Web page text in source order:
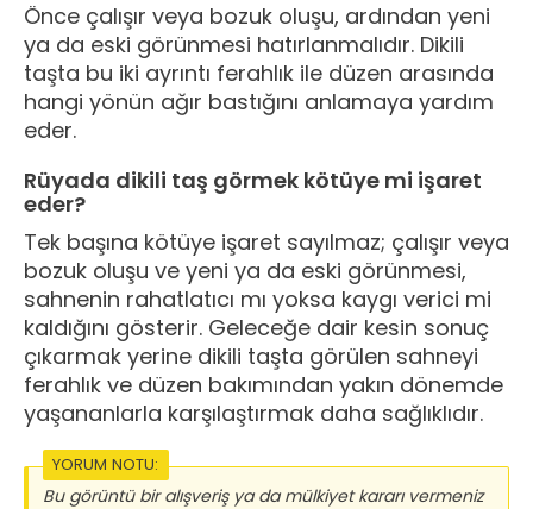
Önce çalışır veya bozuk oluşu, ardından yeni
ya da eski görünmesi hatırlanmalıdır. Dikili
taşta bu iki ayrıntı ferahlık ile düzen arasında
hangi yönün ağır bastığını anlamaya yardım
eder.
Rüyada dikili taş görmek kötüye mi işaret
eder?
Tek başına kötüye işaret sayılmaz; çalışır veya
bozuk oluşu ve yeni ya da eski görünmesi,
sahnenin rahatlatıcı mı yoksa kaygı verici mi
kaldığını gösterir. Geleceğe dair kesin sonuç
çıkarmak yerine dikili taşta görülen sahneyi
ferahlık ve düzen bakımından yakın dönemde
yaşananlarla karşılaştırmak daha sağlıklıdır.
YORUM NOTU:
Bu görüntü bir alışveriş ya da mülkiyet kararı vermeniz